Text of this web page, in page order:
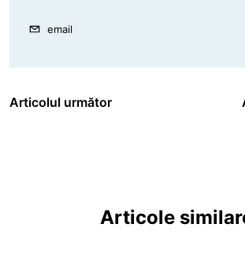
email
Articolul următor
Articole